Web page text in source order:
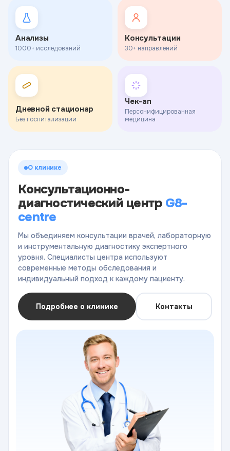
Анализы
1000+ исследований
Консультации
30+ направлений
Дневной стационар
Без госпитализации
Чек-ап
Персонифицированная
медицина
О клинике
Консультационно-
диагностический центр G8-
centre
Мы объединяем консультации врачей, лабораторную
и инструментальную диагностику экспертного
уровня. Специалисты центра используют
современные методы обследования и
индивидуальный подход к каждому пациенту.
Подробнее о клинике Контакты